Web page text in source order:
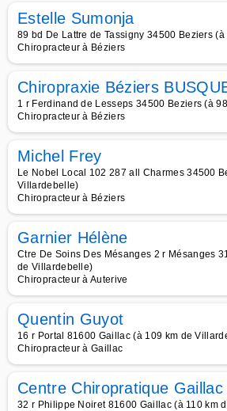
Estelle Sumonja
89 bd De Lattre de Tassigny 34500 Beziers
Chiropracteur à Béziers
Chiropraxie Béziers
1 r Ferdinand de Lesseps 34500 Beziers (à
Chiropracteur à Béziers
Michel Frey
Le Nobel Local 102 287 all Charmes 34500
Villardebelle)
Chiropracteur à Béziers
Garnier Hélène
Ctre De Soins Des Mésanges 2 r Mésanges
de Villardebelle)
Chiropracteur à Auterive
Quentin Guyot
16 r Portal 81600 Gaillac (à 109 km de
Chiropracteur à Gaillac
Centre Chiropratique Gaillac
32 r Philippe Noiret 81600 Gaillac (à 110 km